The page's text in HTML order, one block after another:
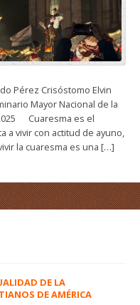
Pérez Crisóstomo Elvin
Mayor Nacional de la
Cuaresma es el
a vivir con actitud de ayuno,
la cuaresma es una […]
DE LA
DE AMÉRICA